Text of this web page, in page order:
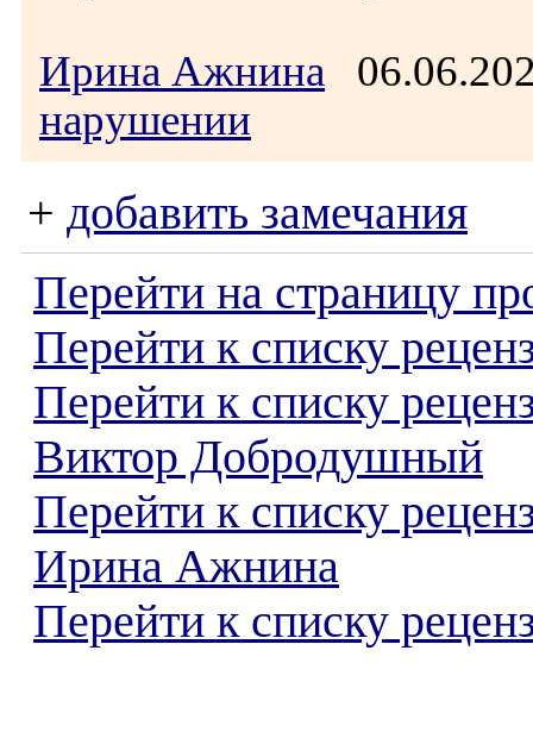
Ирина Ажнина
нарушении
+ добавить замечания
Перейти на страницу
Перейти к списку
Перейти к списку
Виктор Добродушный
Перейти к списку
Ирина Ажнина
Перейти к списку